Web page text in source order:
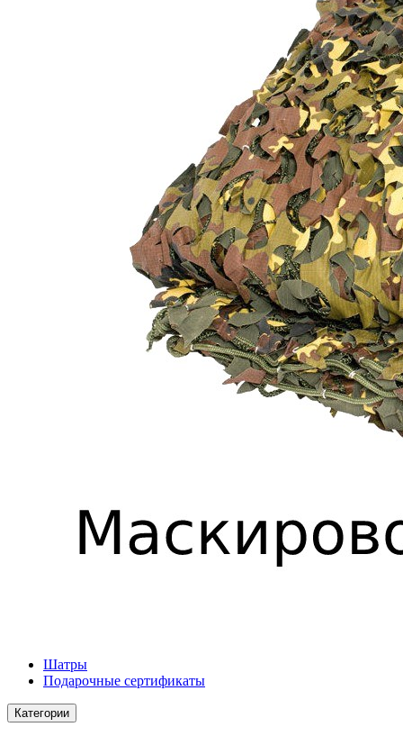
Шатры
Подарочные сертификаты
Категории